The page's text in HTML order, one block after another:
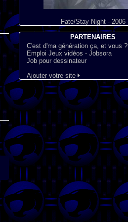
Fate/Stay Night - 2006
PARTENAIRES
C'est d'ma génération ça, et vous ?
Emploi Jeux vidéos - Jobsora
Job pour dessinateur
Ajouter votre site